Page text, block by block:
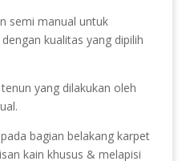
semi manual untuk
kualitas yang dipilih
yang dilakukan oleh
bagian belakang karpet
kain khusus & melapisi